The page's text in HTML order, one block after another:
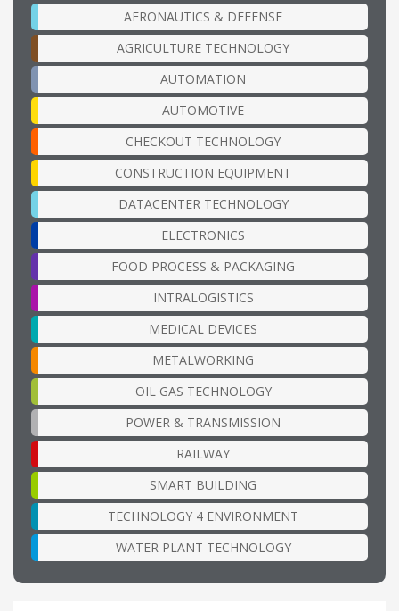
AERONAUTICS & DEFENSE
AGRICULTURE TECHNOLOGY
AUTOMATION
AUTOMOTIVE
CHECKOUT TECHNOLOGY
CONSTRUCTION EQUIPMENT
DATACENTER TECHNOLOGY
ELECTRONICS
FOOD PROCESS & PACKAGING
INTRALOGISTICS
MEDICAL DEVICES
METALWORKING
OIL GAS TECHNOLOGY
POWER & TRANSMISSION
RAILWAY
SMART BUILDING
TECHNOLOGY 4 ENVIRONMENT
WATER PLANT TECHNOLOGY